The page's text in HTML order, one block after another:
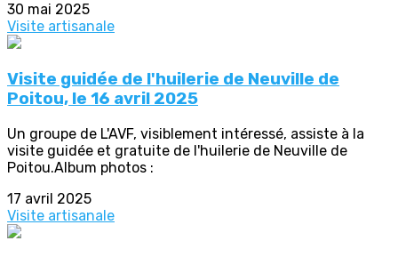
30 mai 2025
Visite artisanale
Visite guidée de l'huilerie de Neuville de
Poitou, le 16 avril 2025
Un groupe de L'AVF, visiblement intéressé, assiste à la
visite guidée et gratuite de l'huilerie de Neuville de
Poitou.Album photos :
17 avril 2025
Visite artisanale